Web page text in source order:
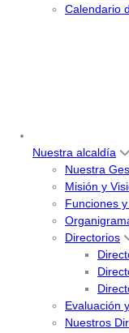
Calendario
Nuestra alcaldía
Nuestra
Misión y
Funciones
Directorios
Evaluación
Nuestros